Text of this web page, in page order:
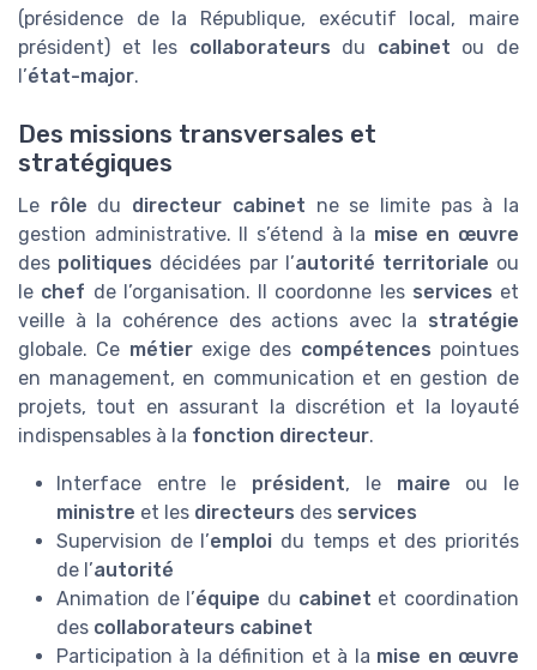
(présidence de la République, exécutif local, maire
président) et les collaborateurs du cabinet ou de
l’état-major.
Des missions transversales et
stratégiques
Le rôle du directeur cabinet ne se limite pas à la
gestion administrative. Il s’étend à la mise en œuvre
des politiques décidées par l’autorité territoriale ou
le chef de l’organisation. Il coordonne les services et
veille à la cohérence des actions avec la stratégie
globale. Ce métierexige des compétences pointues
en management, en communication et en gestion de
projets, tout en assurant la discrétion et la loyauté
indispensables à la fonction directeur.
Interface entre le président, le maire ou le
ministre et les directeurs des services
Supervision de l’emploi du temps et des priorités
de l’autorité
Animation de l’équipe du cabinet et coordination
des collaborateurs cabinet
Participation à la définition et à la mise en œuvre